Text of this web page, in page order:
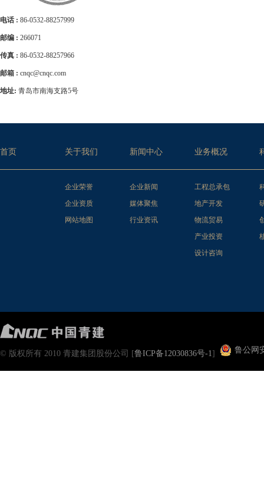
电话 : 86-0532-88257999
邮编 : 266071
传真 : 86-0532-88257966
邮箱 : cnqc@cnqc.com
地址: 青岛市南海支路5号
首页 关于我们 新闻中心 业务概况
企业荣誉
企业资质
网站地图
企业新闻
媒体聚焦
行业资讯
工程总承包
地产开发
物流贸易
产业投资
设计咨询
© 版权所有 2010 青建集团股份公司 [鲁ICP备12030836号-1] 鲁公网